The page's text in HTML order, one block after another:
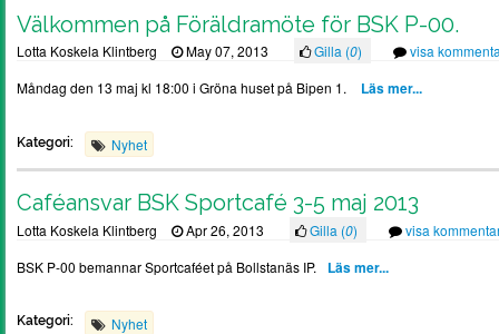
Välkommen på Föräldramöte för BSK P-00.
Lotta Koskela Klintberg May 07, 2013 Gilla (0)
visa
Måndag den 13 maj kl 18:00 i Gröna huset på Bipen 1.
Läs mer...
Kategori: Nyhet
Caféansvar BSK Sportcafé 3-5 maj 2013
Lotta Koskela Klintberg Apr 26, 2013 Gilla (0)
visa
BSK P-00 bemannar Sportcaféet på Bollstanäs IP.
Läs mer...
Kategori: Nyhet